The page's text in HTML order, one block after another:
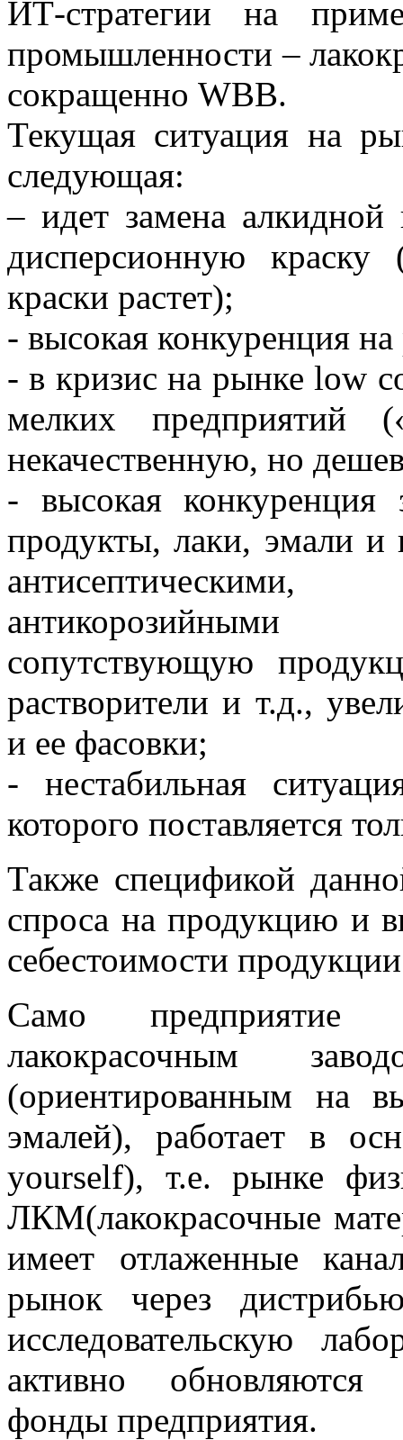
ИТ-стратегии на
промышленности –
сокращенно WBB.
Текущая ситуация на
следующая:
– идет замена
дисперсионную
краски растет);
- высокая конкуренция
- в кризис на рынке low
мелких предприятий
некачественную, но
- высокая конкуренция
продукты, лаки, эмали и
антикорозийными
сопутствующую
растворители и т.д.,
и ее фасовки;
- нестабильная
которого поставляется
Также спецификой
спроса на продукцию и
себестоимости
Само предприятие
лакокрасочным
(ориентированным на
эмалей), работает в
yourself), т.е. рынке
ЛКМ(лакокрасочные
имеет отлаженные
рынок через
исследовательскую
активно обновляются
фонды предприятия.